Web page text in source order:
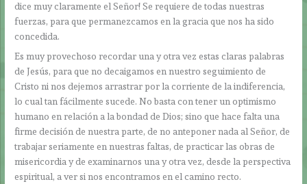
dice muy claramente el Señor! Se requiere de todas nuestras
fuerzas, para que permanezcamos en la gracia que nos ha sido
concedida.
Es muy provechoso recordar una y otra vez estas claras palabras
de Jesús, para que no decaigamos en nuestro seguimiento de
Cristo ni nos dejemos arrastrar por la corriente de la indiferencia,
lo cual tan fácilmente sucede. No basta con tener un optimismo
humano en relación a la bondad de Dios; sino que hace falta una
firme decisión de nuestra parte, de no anteponer nada al Señor, de
trabajar seriamente en nuestras faltas, de practicar las obras de
misericordia y de examinarnos una y otra vez, desde la perspectiva
espiritual, a ver si nos encontramos en el camino recto.